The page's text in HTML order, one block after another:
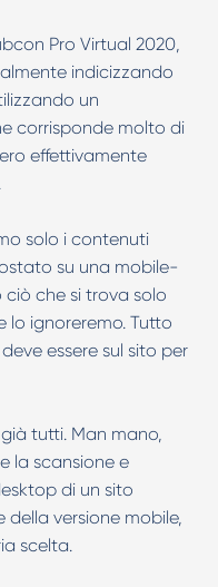
Pro Virtual 2020,
indicizzando
un
corrisponde molto di
effettivamente
solo i contenuti
su una mobile-
che si trova solo
lo ignoreremo. Tutto
essere sul sito per
tutti. Man mano,
la scansione e
di un sito
della versione mobile,
scelta.